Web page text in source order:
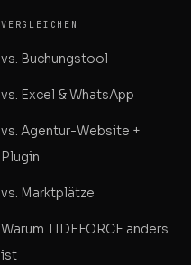
VERGLEICHEN
vs. Buchungstool
vs. Excel & WhatsApp
vs. Agentur-Website +
Plugin
vs. Marktplätze
Warum TIDEFORCE anders
ist